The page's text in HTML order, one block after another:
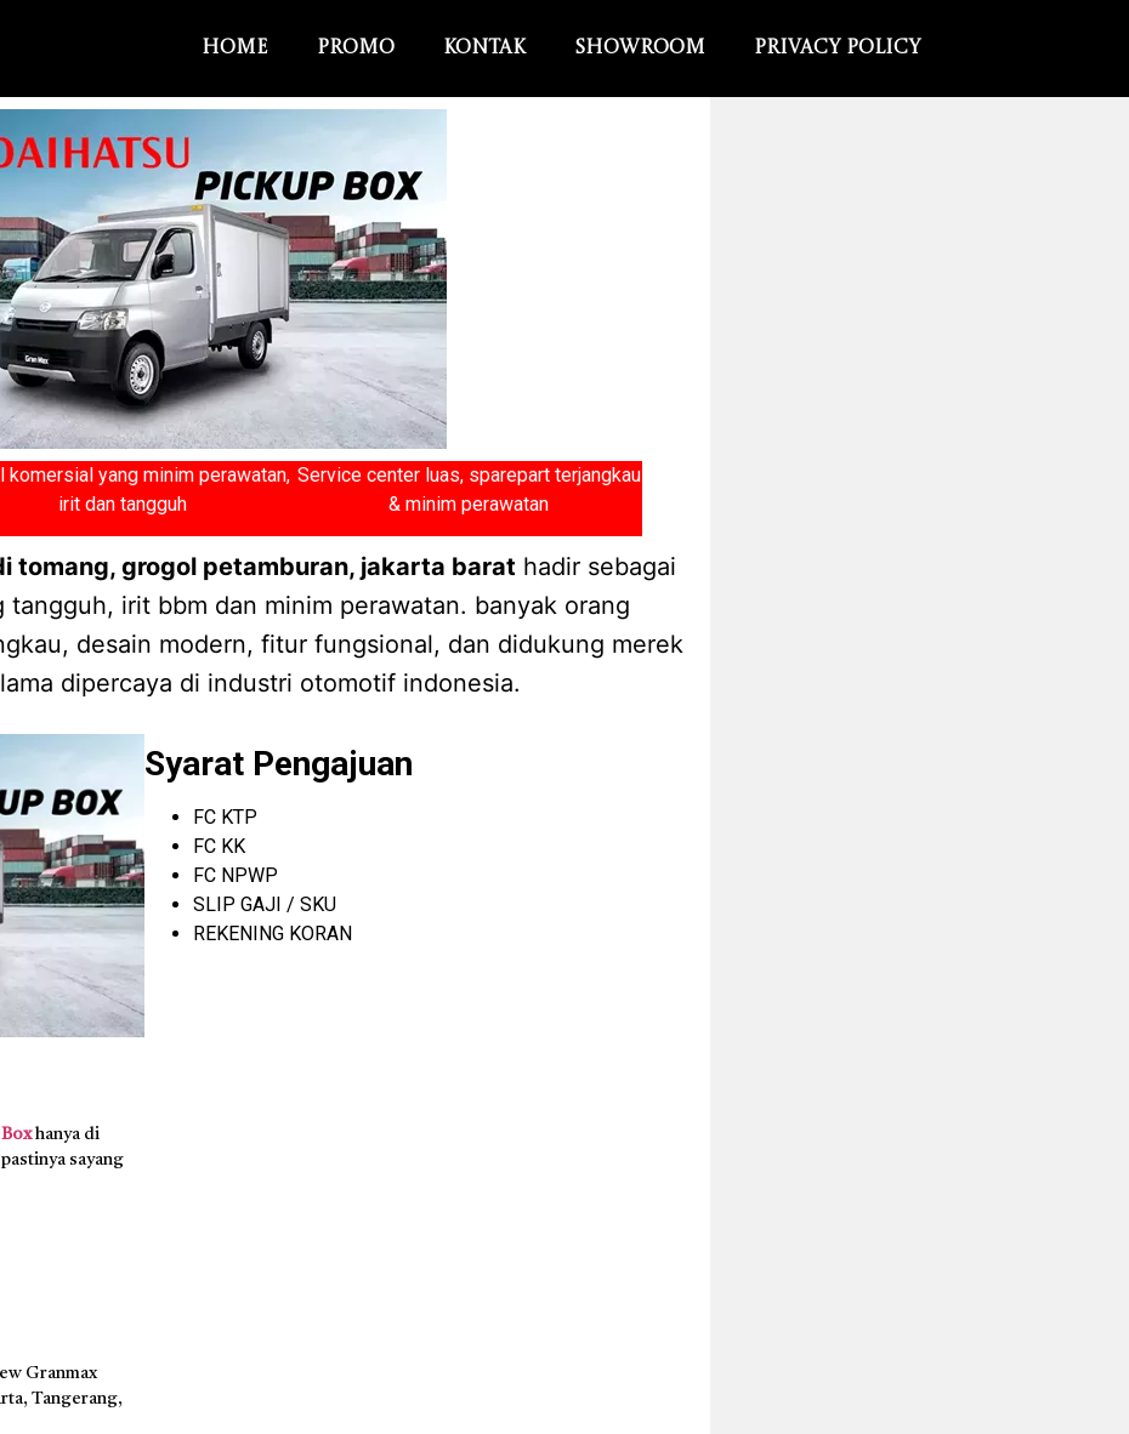
Home Promo Kontak Showroom Privacy Policy
komersial yang minim perawatan,
irit dan tangguh
Service center luas, sparepart terjangkau
& minim perawatan
tomang, grogol petamburan, jakarta barat hadir sebagai
irit bbm dan minim perawatan. banyak orang
desain modern, fitur fungsional, dan didukung merek
dipercaya di industri otomotif indonesia.
hanya di
sayang
Granmax
Tangerang,
Syarat Pengajuan
FC KTP
FC KK
FC NPWP
SLIP GAJI / SKU
REKENING KORAN